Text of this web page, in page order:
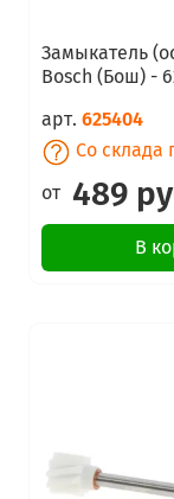
Замыкатель
Bosch (Бош) -
арт.625404
Со склада
от 489
В